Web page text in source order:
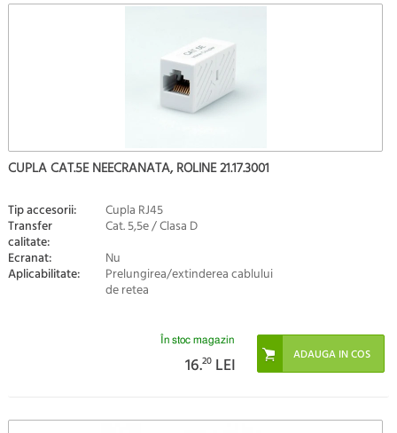
CUPLA CAT.5E NEECRANATA, ROLINE 21.17.3001
Tip accesorii: Cupla RJ45
Transfer
calitate:
Cat. 5,5e / Clasa D
Ecranat:
Nu
Aplicabilitate: Prelungirea/extinderea cablului
de retea
În stoc magazin
16.20 LEI